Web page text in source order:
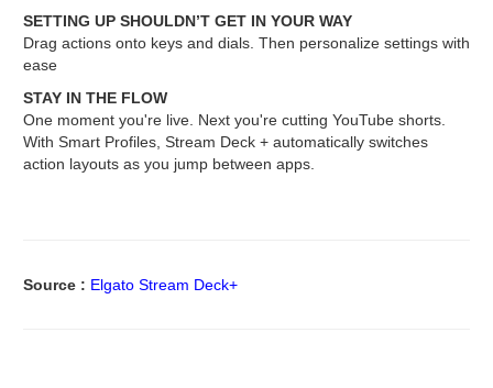
SETTING UP SHOULDN’T GET IN YOUR WAY
Drag actions onto keys and dials. Then personalize settings with
ease
STAY IN THE FLOW
One moment you're live. Next you're cutting YouTube shorts.
With Smart Profiles, Stream Deck + automatically switches
action layouts as you jump between apps.
Source : Elgato Stream Deck+